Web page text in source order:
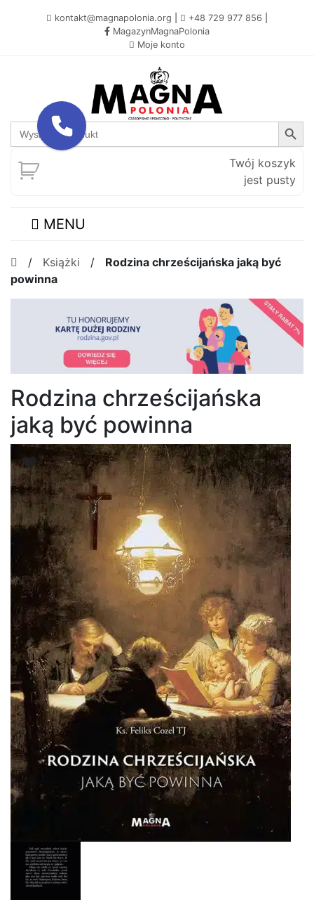
kontakt@magnapolonia.org +48 729 977 856
MagazynMagnaPolonia
Moje konto
Search
for:
Search Button
Twój koszyk
jest pusty
MENU
/ Książki / Rodzina chrześcijańska jaką być
powinna
Rodzina chrześcijańska
jaką być powinna